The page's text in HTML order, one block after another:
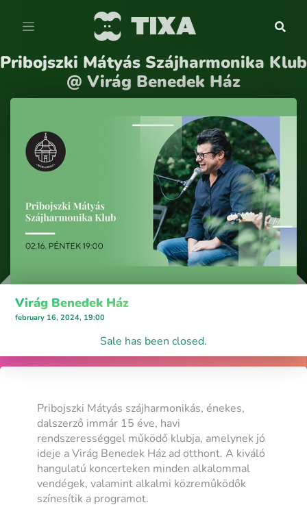
Pribojszki Mátyás Szájharmonika Klub
@ Virág Benedek Ház
Virág Benedek Ház
february 16, 2024, 19:00
Sale has been closed.
Pribojszki Mátyás szájharmonikás, énekes,
dalszerző immár 15 éve, havi
rendszerességgel működő klubja, amelynek jó
ideje a Virág Benedek Ház ad otthont. A kiváló
hangulatú koncerteken minden alkalommal
vendégek, valamint alkalmi közreműködők
színesítik a programot.